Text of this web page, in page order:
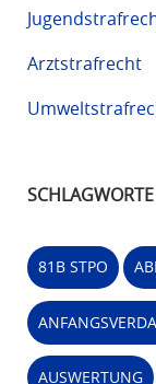
Arztstrafrecht
SCHLAGWORTE
81B STPO
AUSWERTUNG